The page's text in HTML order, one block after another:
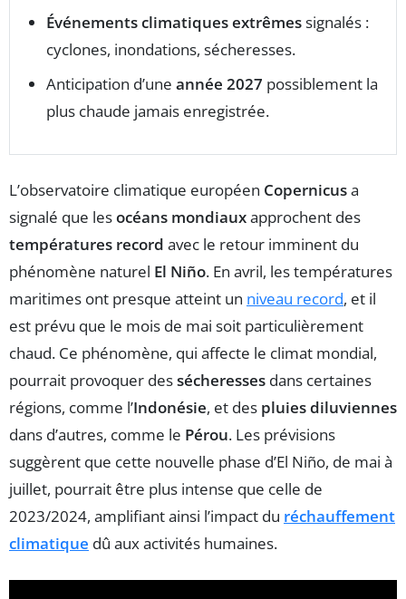
Événements climatiques extrêmessignalés :
cyclones, inondations, sécheresses.
Anticipation d’une année 2027 possiblement la
plus chaude jamais enregistrée.
L’observatoire climatique européen Copernicusa
signalé que lesocéans mondiauxapprochent des
températures record avec le retour imminent du
phénomène naturel El Niño. En avril, les températures
maritimes ont presque atteint un niveau record, et il
est prévu que le mois de mai soit particulièrement
chaud. Ce phénomène, qui affecte le climat mondial,
pourrait provoquer dessécheresses dans certaines
régions, comme l’Indonésie, et des pluies diluviennes
dans d’autres, comme le Pérou. Les prévisions
suggèrent que cette nouvelle phase d’El Niño, de mai à
juillet, pourrait être plus intense que celle de
2023/2024, amplifiant ainsi l’impact du réchauffement
climatique dû aux activités humaines.